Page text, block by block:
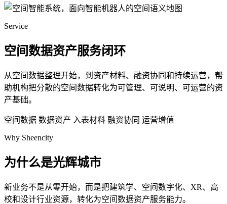
Service
空间数据资产服务闭环
从空间数据整理开始，到资产材料、融资协同和持续运营，帮
助机构把分散的空间数据转化为可管理、可说明、可运营的资
产基础。
空间数据 数据资产 入表材料 融资协同 运营增值
Why Sheencity
为什么是光辉城市
新业务不是从零开始，而是把建筑学、空间数字化、XR、高
校和设计行业资源，转化为空间数据资产服务能力。